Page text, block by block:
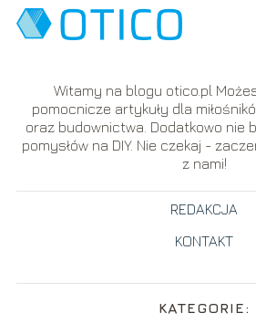
Witamy na blogu otico.pl
pomocnicze artykuły dla
oraz budownictwa. Dodatkowo nie
pomysłów na DIY. Nie czekaj -
z nami!
REDAKCJA
KONTAKT
KATEGORIE: